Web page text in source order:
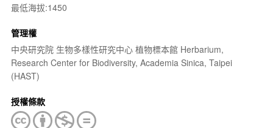
最低海拔:1450
管理權
中央研究院 生物多樣性研究中心 植物標本館 Herbarium,
Research Center for Biodiversity, Academia Sinica, Taipei
(HAST)
授權條款